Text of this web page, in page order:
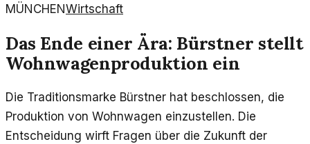
MÜNCHENWirtschaft
Das Ende einer Ära: Bürstner stellt
Wohnwagenproduktion ein
Die Traditionsmarke Bürstner hat beschlossen, die
Produktion von Wohnwagen einzustellen. Die
Entscheidung wirft Fragen über die Zukunft der